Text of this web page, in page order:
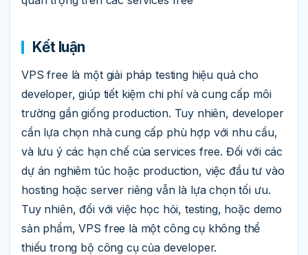
Kết luận
VPS free là một giải pháp testing hiệu quả cho
developer, giúp tiết kiệm chi phí và cung cấp môi
trường gần giống production. Tuy nhiên, developer
cần lựa chọn nhà cung cấp phù hợp với nhu cầu,
và lưu ý các hạn chế của services free. Đối với các
dự án nghiêm túc hoặc production, việc đầu tư vào
hosting hoặc server riêng vẫn là lựa chọn tối ưu.
Tuy nhiên, đối với việc học hỏi, testing, hoặc demo
sản phẩm, VPS free là một công cụ không thể
thiếu trong bộ công cụ của developer.